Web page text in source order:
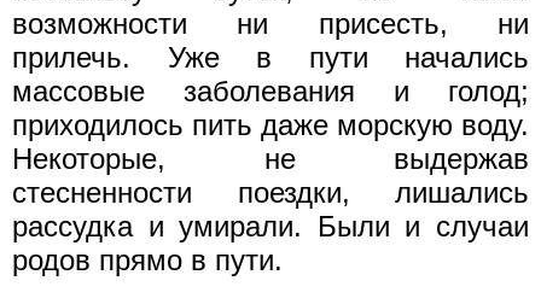
возможности ни присесть, ни
прилечь. Уже в пути начались
массовые заболевания и голод;
приходилось пить даже морскую воду.
Некоторые, не выдержав
стесненности поездки, лишались
рассудка и умирали. Были и случаи
родов прямо в пути.